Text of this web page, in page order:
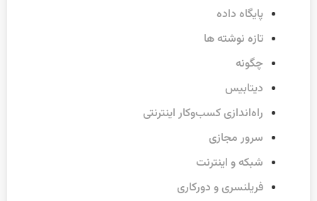
پایگاه داده
تازه نوشته ها
چگونه
دیتابیس
راه‌اندازی کسب‌وکار اینترنتی
سرور مجازی
شبکه و اینترنت
فریلنسری و دورکاری